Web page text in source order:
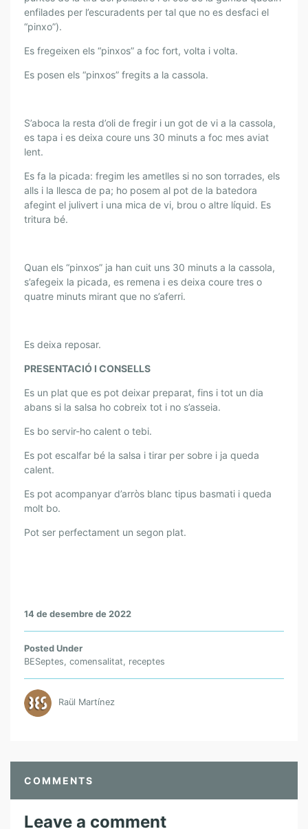
enfilades per l’escuradents per tal que no es desfaci el
“pinxo”).
Es fregeixen els “pinxos” a foc fort, volta i volta.
Es posen els “pinxos” fregits a la cassola.
S’aboca la resta d’oli de fregir i un got de vi a la cassola,
es tapa i es deixa coure uns 30 minuts a foc mes aviat
lent.
Es fa la picada: fregim les ametlles si no son torrades, els
alls i la llesca de pa; ho posem al pot de la batedora
afegint el julivert i una mica de vi, brou o altre líquid. Es
tritura bé.
Quan els “pinxos” ja han cuit uns 30 minuts a la cassola,
s’afegeix la picada, es remena i es deixa coure tres o
quatre minuts mirant que no s’aferri.
Es deixa reposar.
PRESENTACIÓ I CONSELLS
Es un plat que es pot deixar preparat, fins i tot un dia
abans si la salsa ho cobreix tot i no s’asseia.
Es bo servir-ho calent o tebi.
Es pot escalfar bé la salsa i tirar per sobre i ja queda
calent.
Es pot acompanyar d’arròs blanc tipus basmati i queda
molt bo.
Pot ser perfectament un segon plat.
14 de desembre de 2022
Posted Under
BESeptes, comensalitat, receptes
Raül Martínez
COMMENTS
Leave a comment